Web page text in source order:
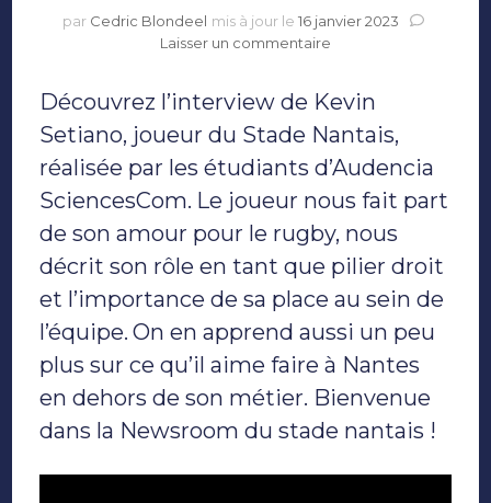
par Cedric Blondeel mis à jour le 16 janvier 2023
Laisser un commentaire
Kevin
Setiano,
rugbyman
du
Stade
Découvrez l’interview de Kevin
Setiano, joueur du Stade Nantais,
réalisée par les étudiants d’Audencia
SciencesCom. Le joueur nous fait part
de son amour pour le rugby, nous
décrit son rôle en tant que pilier droit
et l’importance de sa place au sein de
l’équipe. On en apprend aussi un peu
plus sur ce qu’il aime faire à Nantes
en dehors de son métier. Bienvenue
dans la Newsroom du stade nantais !